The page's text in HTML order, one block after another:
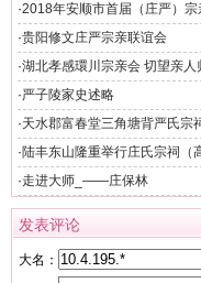
·2018年安顺市首届（庄严）宗
·贵阳修文庄严宗亲联谊会
·湖北孝感環川宗亲会 切望亲人
·严子陵家史述略
·天水郡富春堂三角塘背严氏宗
·陆丰东山隆重举行庄氏宗祠（
护单位揭牌仪式
·走进大师_——庄保林
发表评论
大名：